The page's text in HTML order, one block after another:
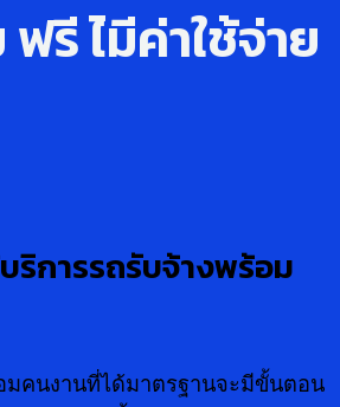
รี ไ่มีค่าใช้จ่าย
ริการรถรับจ้างพร้อม
มคนงานที่ได้มาตรฐานจะมีขั้นตอน